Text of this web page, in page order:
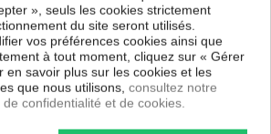
la livraison
papier peint est enroulé et mis dans un gros
papier peint est partagé en lés de 50 cm.
Home, where you ... :
», seuls les cookies strictement
du site seront utilisés.
vos préférences cookies ainsi que
à tout moment, cliquez sur « Gérer
en savoir plus sur les cookies et les
que nous utilisons, consultez notre
confidentialité et de cookies.